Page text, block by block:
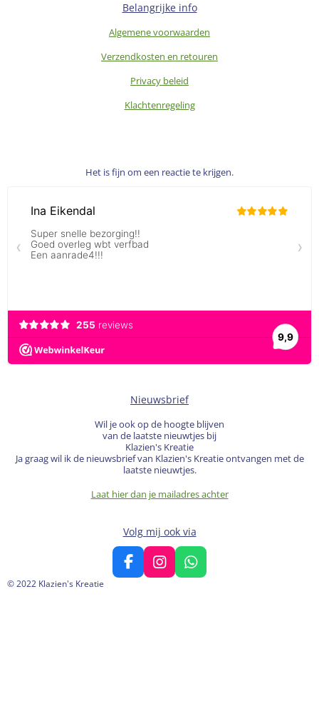
Belangrijke info
Algemene voorwaarden
Verzendkosten en retouren
Privacy beleid
Klachtenregeling
Het is fijn om een reactie te krijgen.
Nieuwsbrief
Wil je ook op de hoogte blijven
van de laatste nieuwtjes bij
Klazien's Kreatie
Ja graag wil ik de nieuwsbrief van Klazien's Kreatie ontvangen met de
laatste nieuwtjes.
Laat hier dan je mailadres achter
Volg mij ook via
F
a
I
n
W
h
© 2022 Klazien's Kreatie